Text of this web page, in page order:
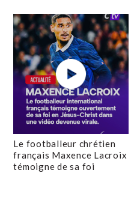
Le footballeur chrétien
français Maxence Lacroix
témoigne de sa foi